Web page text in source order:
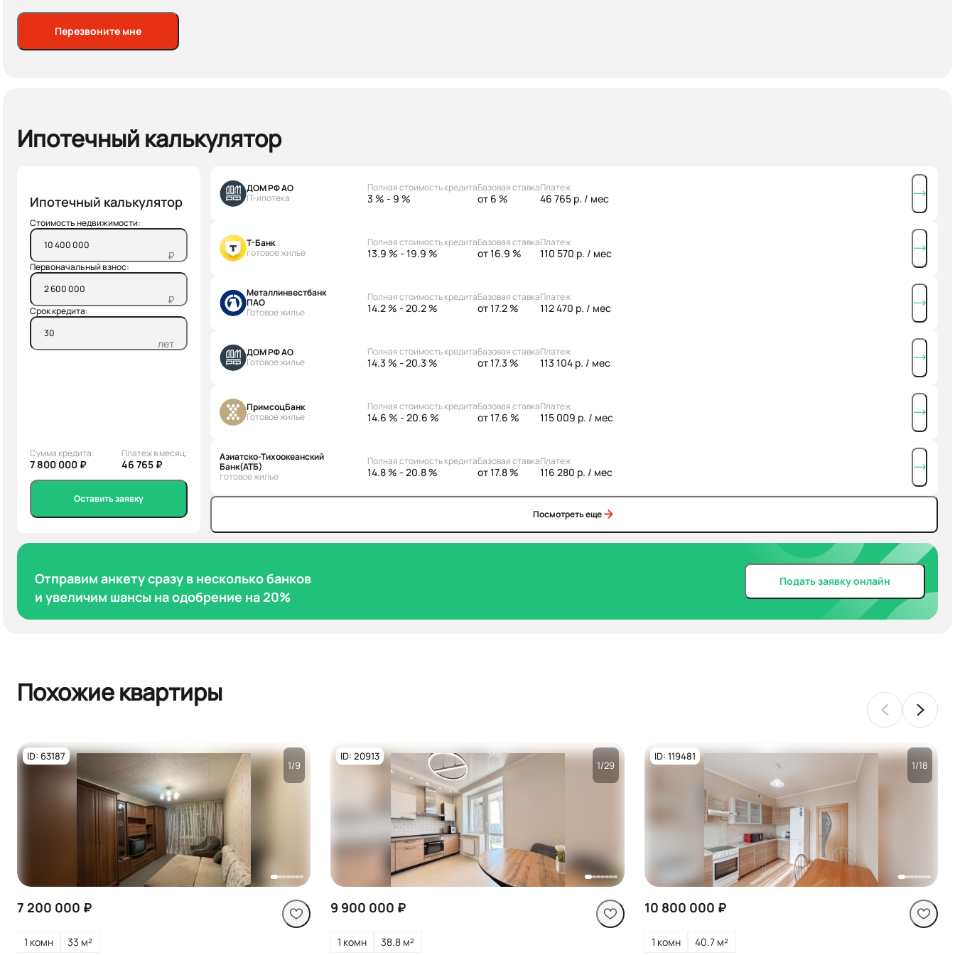
Перезвоните мне
Ипотечный калькулятор
Ипотечный калькулятор
Стоимость недвижимости:
₽
Первоначальный взнос:
₽
Срок кредита:
лет
Сумма кредита:
7 800 000 ₽
Платеж в месяц:
46 765 ₽
Оставить заявку
ДОМ РФ АО
IT-ипотека
Полная стоимость кредита
3 % - 9 %
Базовая ставка
от 6 %
Платеж
46 765 р. / мес
Т-Банк
готовое жилье
Полная стоимость кредита
13.9 % - 19.9 %
Базовая ставка
от 16.9 %
Платеж
110 570 р. / мес
Металлинвестбанк
ПАО
Готовое жилье
Полная стоимость кредита
14.2 % - 20.2 %
Базовая ставка
от 17.2 %
Платеж
112 470 р. / мес
ДОМ РФ АО
Готовое жилье
Полная стоимость кредита
14.3 % - 20.3 %
Базовая ставка
от 17.3 %
Платеж
113 104 р. / мес
ПримсоцБанк
Готовое жилье
Полная стоимость кредита
14.6 % - 20.6 %
Базовая ставка
от 17.6 %
Платеж
115 009 р. / мес
Азиатско-Тихоокеанский
Банк(АТБ)
готовое жилье
Полная стоимость кредита
14.8 % - 20.8 %
Базовая ставка
от 17.8 %
Платеж
116 280 р. / мес
Посмотреть еще
Отправим анкету сразу в несколько банков
и увеличим шансы на одобрение на 20%
Подать заявку онлайн
Похожие квартиры
Посмотреть все
фото
ID: 63187
1/9
7 200 000 ₽
1 комн 33 м²
Посмотреть все
фото
ID: 20913
1/29
9 900 000 ₽
1 комн 38.8 м²
Посмотреть все
фото
ID: 119481
1/18
10 800 000 ₽
1 комн 40.7 м²